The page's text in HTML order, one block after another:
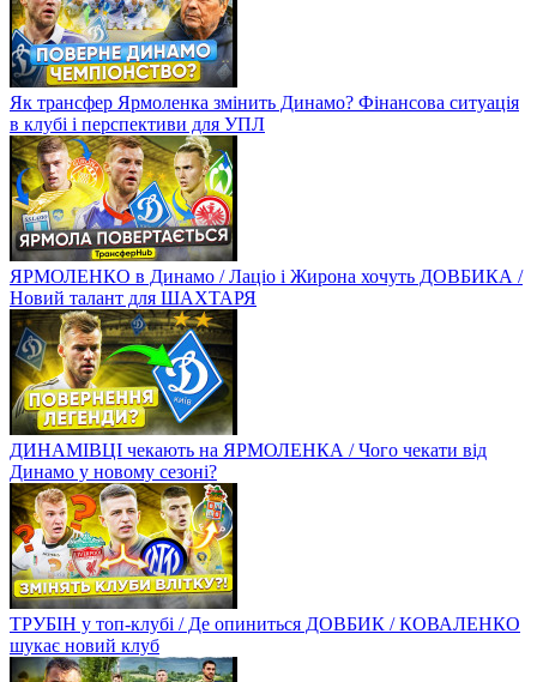
Як трансфер Ярмоленка змінить Динамо? Фінансова ситуація
в клубі і перспективи для УПЛ
ЯРМОЛЕНКО в Динамо / Лаціо і Жирона хочуть ДОВБИКА /
Новий талант для ШАХТАРЯ
ДИНАМІВЦІ чекають на ЯРМОЛЕНКА / Чого чекати від
Динамо у новому сезоні?
ТРУБІН у топ-клубі / Де опиниться ДОВБИК / КОВАЛЕНКО
шукає новий клуб